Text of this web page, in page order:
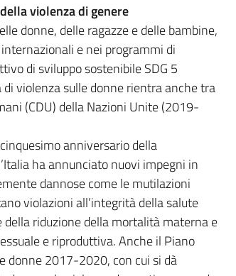
violenza di genere
donne, delle ragazze e delle bambine,
e nei programmi di
di sviluppo sostenibile SDG 5
violenza sulle donne rientra anche tra
(CDU) della Nazioni Unite (2019-
anniversario della
ha annunciato nuovi impegni in
dannose come le mutilazioni
violazioni all’integrità della salute
riduzione della mortalità materna e
e riproduttiva. Anche il Piano
donne 2017-2020, con cui si dà